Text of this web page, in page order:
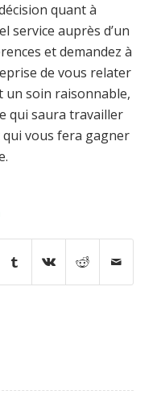
quant à
service auprès d’un
et demandez à
de vous relater
un soin raisonnable,
qui saura travailler
vous fera gagner